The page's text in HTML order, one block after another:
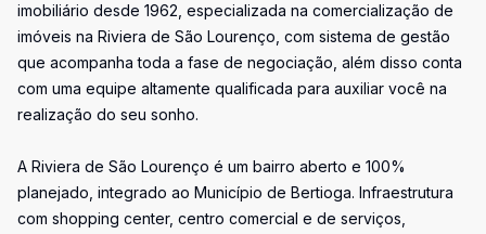
imobiliário desde 1962, especializada na comercialização de
imóveis na Riviera de São Lourenço, com sistema de gestão
que acompanha toda a fase de negociação, além disso conta
com uma equipe altamente qualificada para auxiliar você na
realização do seu sonho.
A Riviera de São Lourenço é um bairro aberto e 100%
planejado, integrado ao Município de Bertioga. Infraestrutura
com shopping center, centro comercial e de serviços,